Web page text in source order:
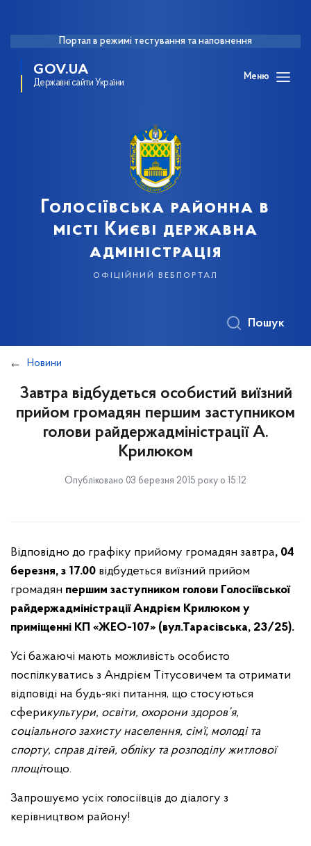
Портал в режимі тестування та наповнення
GOV.UA
Державні сайти України
Меню
Голосіївська районна в
місті Києві державна
адміністрація
офіційний вебпортал
Пошук
Новини
Завтра відбудеться особистий виїзний
прийом громадян першим заступником
голови райдержадміністрації А.
Крилюком
Опубліковано 03 березня 2015 року о 15:12
Відповідно до графіку прийому громадян завтра, 04
березня, з 17.00 відбудеться виїзний прийом
громадян першим заступником голови Голосіївської
райдержадміністрації Андрієм Крилюком у
приміщенні КП «ЖЕО-107» (вул.Тарасівська, 23/25).
Усі бажаючі мають можливість особисто
поспілкуватись з Андрієм Тітусовичем та отримати
відповіді на будь-які питання, що стосуються
сферикультури, освіти, охорони здоров’я,
соціального захисту населення, сім’ї, молоді та
спорту, справ дітей, обліку та розподілу житлової
площітощо.
Запрошуємо усіх голосіївців до діалогу з
керівництвом району!